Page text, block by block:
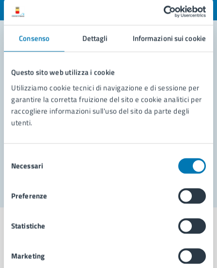
Consenso Dettagli Informazioni sui cookie
Questo sito web utilizza i cookie
Utilizziamo cookie tecnici di navigazione e di sessione per
garantire la corretta fruizione del sito e cookie analitici per
raccogliere informazioni sull'uso del sito da parte degli
utenti.
delNecessari
Preferenze
Statistiche
Marketing
Valuta 1 stelle su 5
Richiedi assistenza
Segnala disservizio
Comune di Napoli